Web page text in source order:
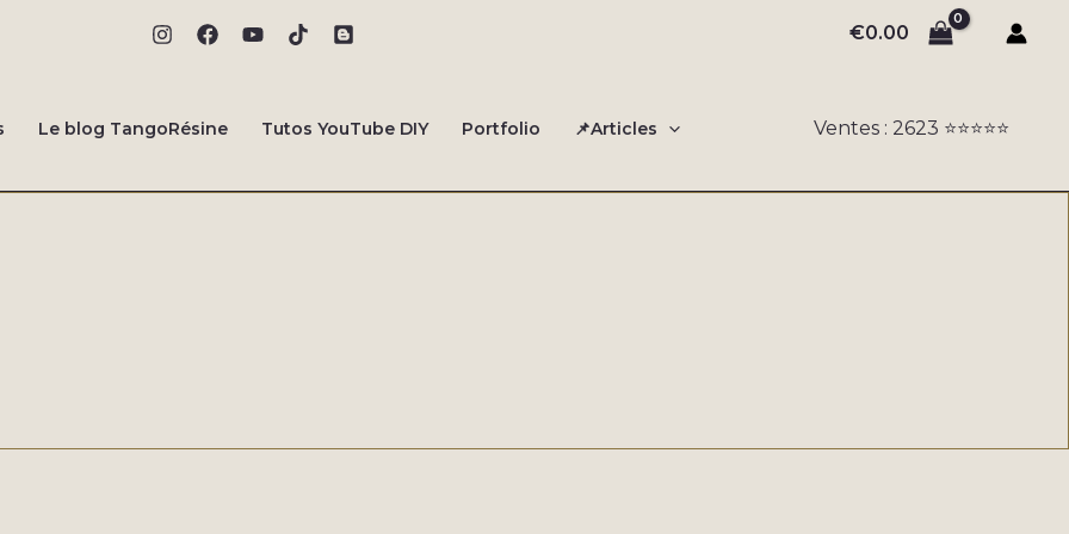
€0.00
Le blog TangoRésine Tutos YouTube DIY Portfolio 📌Articles Ventes : 2623 ⭐️⭐️⭐️⭐️⭐️